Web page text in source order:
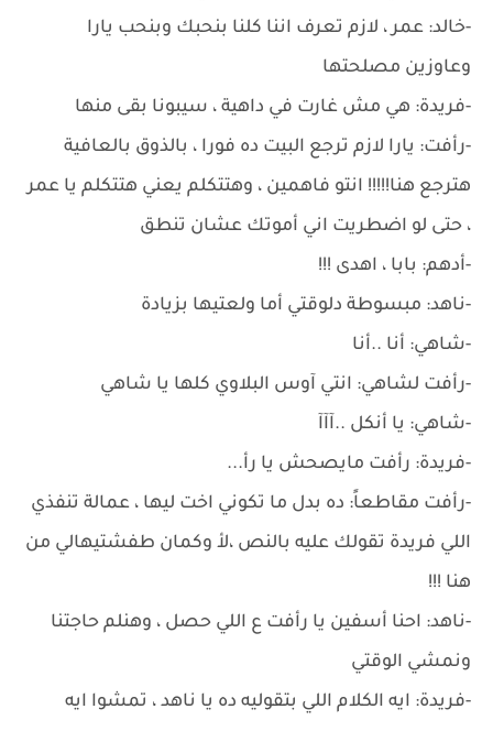
-خالد: عمر ، لازم تعرف اننا كلنا بنحبك وبنحب يارا
وعاوزين مصلحتها
-فريدة: هي مش غارت في داهية ، سيبونا بقى منها
-رأفت: يارا لازم ترجع البيت ده فورا ، بالذوق بالعافية
هترجع هنا!!!!! انتو فاهمين ، وهتتكلم يعني هتتكلم يا عمر
، حتى لو اضطريت اني أموتك عشان تنطق
-أدهم: بابا ، اهدى !!!
-ناهد: مبسوطة دلوقتي أما ولعتيها بزيادة
-شاهي: أنا ..أنا
-رأفت لشاهي: انتي آوس البلاوي كلها يا شاهي
-شاهي: يا أنكل ..آآآ
-فريدة: رأفت مايصحش يا رأ...
-رأفت مقاطعاً: ده بدل ما تكوني اخت ليها ، عمالة تنفذي
اللي فريدة تقولك عليه بالنص ،لأ وكمان طفشتيهالي من
هنا !!!
-ناهد: احنا أسفين يا رأفت ع اللي حصل ، وهنلم حاجتنا
ونمشي الوقتي
-فريدة: ايه الكلام اللي بتقوليه ده يا ناهد ، تمشوا ايه